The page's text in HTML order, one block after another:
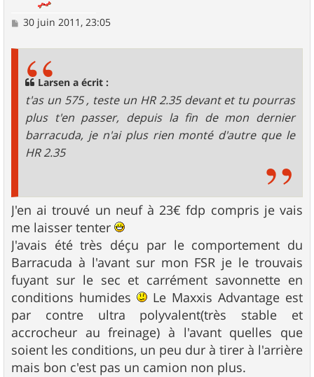
M
30 juin 2011, 23:05
Larsen a écrit :
t'as un 575 , teste un HR 2.35 devant et tu pourras
plus t'en passer, depuis la fin de mon dernier
barracuda, je n'ai plus rien monté d'autre que le
HR 2.35
J'en ai trouvé un neuf à 23€ fdp compris je vais
me laisser tenter
J'avais été très déçu par le comportement du
Barracuda à l'avant sur mon FSR je le trouvais
fuyant sur le sec et carrément savonnette en
conditions humides
Le Maxxis Advantage est
par contre ultra polyvalent(très stable et
accrocheur au freinage) à l'avant quelles que
soient les conditions, un peu dur à tirer à l'arrière
mais bon c'est pas un camion non plus.